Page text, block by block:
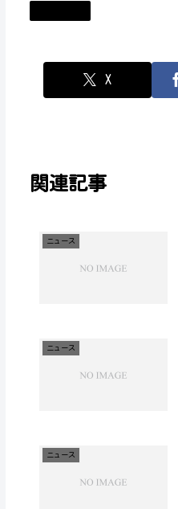
X
関連記事
ニュース
ニュース
ニュース